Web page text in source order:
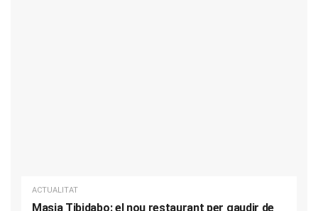
ACTUALITAT
Masia Tibidabo: el nou restaurant per gaudir de